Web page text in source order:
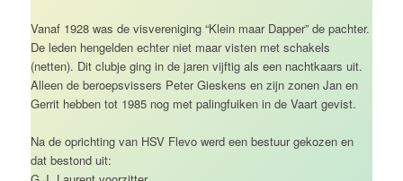
Vanaf 1928 was de visvereniging “Klein maar Dapper” de pachter.
De leden hengelden echter niet maar visten met schakels
(netten). Dit clubje ging in de jaren vijftig als een nachtkaars uit.
Alleen de beroepsvissers Peter Gieskens en zijn zonen Jan en
Gerrit hebben tot 1985 nog met palingfuiken in de Vaart gevist.
Na de oprichting van HSV Flevo werd een bestuur gekozen en
dat bestond uit: